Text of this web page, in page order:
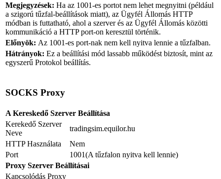
Megjegyzések: Ha az 1001-es portot nem lehet megnyitni (például
a szigorú tűzfal-beállítások miatt), az Ügyfél Állomás HTTP
módban is futtatható, ahol a szerver és az Ügyfél Állomás közötti
kommunikáció a HTTP port-on keresztül történik.
Előnyök: Az 1001-es port-nak nem kell nyitva lennie a tűzfalban.
Hátrányok: Ez a beállítási mód lassabb működést biztosít, mint az
egyszerű Protokol beállítás.
SOCKS Proxy
A Kereskedő Szerver Beállítása
Kerekedő Szerver
Neve
tradingsim.equilor.hu
HTTP Használata
Nem
Port
1001(A tűzfalon nyitva kell lennie)
Proxy Szerver Beállításai
Kapcsolódás Proxy